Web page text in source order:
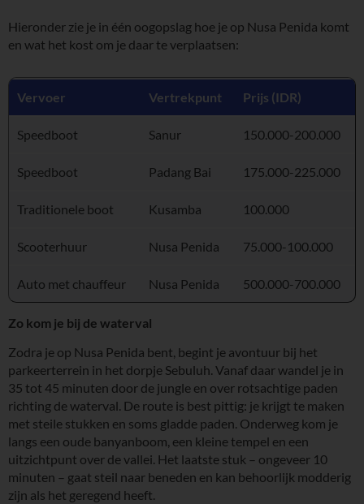
Hieronder zie je in één oogopslag hoe je op Nusa Penida komt
en wat het kost om je daar te verplaatsen:
Vervoer Vertrekpunt Prijs (IDR)
Speedboot Sanur 150.000-200.000
Speedboot Padang Bai 175.000-225.000
Traditionele boot Kusamba 100.000
Scooterhuur Nusa Penida 75.000-100.000
Auto met chauffeur Nusa Penida 500.000-700.000
Zo kom je bij de waterval
Zodra je op Nusa Penida bent, begint je avontuur bij het
parkeerterrein in het dorpje Sebuluh. Vanaf daar wandel je in
35 tot 45 minuten door de jungle en over rotsachtige paden
richting de waterval. De route is best pittig: je krijgt te maken
met steile stukken en soms gladde paden. Onderweg kom je
langs een oude banyanboom, een kleine tempel en een
uitzichtpunt over de vallei. Het laatste stuk – ongeveer 10
minuten – gaat steil naar beneden en kan behoorlijk modderig
zijn als het geregend heeft.